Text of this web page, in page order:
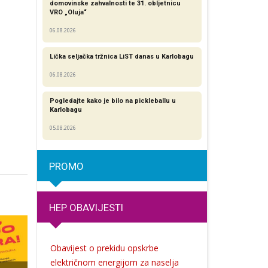
domovinske zahvalnosti te 31. obljetnicu
VRO „Oluja“
06.08.2026
Lička seljačka tržnica LiST danas u Karlobagu
06.08.2026
Pogledajte kako je bilo na pickleballu u
Karlobagu
05.08.2026
PROMO
HEP OBAVIJESTI
Obavijest o prekidu opskrbe
električnom energijom za naselja